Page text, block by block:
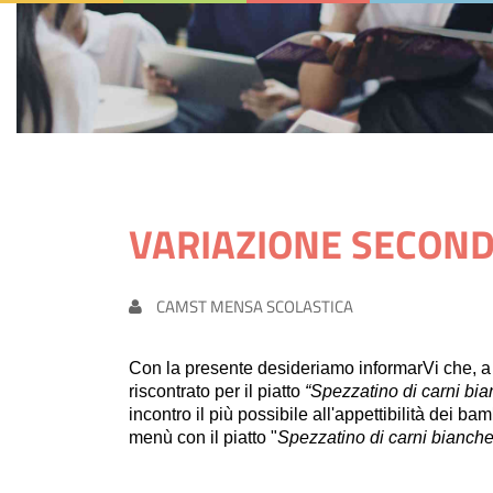
VARIAZIONE
CAMST MENSA SCOLASTICA
Con la presente desideriamo informarVi che,
riscontrato per il piatto “Spezzatino di carni
incontro il più possibile all'appettibilità dei
menù con il piatto "Spezzatino di carni bianche